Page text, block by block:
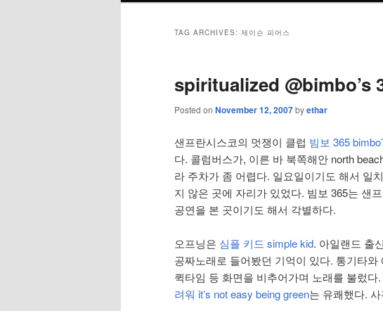
TAG ARCHIVES: 제이슨 피어스
spiritualized @bimbo’s
Posted on November 12, 2007byethar
샌프란시스코의 멋쟁이 클럽 빔보 365
다. 콜럼버스가, 이른 바 북쪽해안 north
라 주차가 좀 어렵다. 일요일이기도 해서 일
지 않은 곳에 자리가 있었다. 빔보 365는 샌
공연을 본 곳이기도 해서 각별하다.
오프닝은 심플 키드 simple kid. 아일랜드 출
공짜노래로 들어봤던 기억이 있다. 통기타와
퀵타임 등 화면을 비추어가며 노래를 불렀다.
려워 it’s not easy being green는 유쾌했다.